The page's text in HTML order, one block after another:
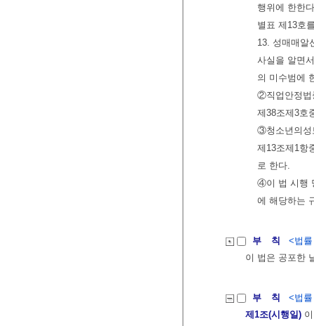
행위에 한한
별표 제13호
13. 성매매알
사실을 알면
의 미수범에
②직업안정법
제38조제3호
③청소년의성
제13조제1항
로 한다.
④이 법 시행
에 해당하는
부 칙
<법
이 법은 공포한
부 칙
<법
제1조(시행일)